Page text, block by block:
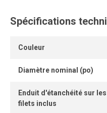
Ce raccord rapide en
conservant un ancrage
même dans les espaces
La bague de dégagement
outil, permettant une
Spécifications
Couleur
Diamètre nominal (po)
Enduit d'étanchéité sur les
filets inclus